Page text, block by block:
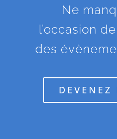
Ne
l’occasion
des
DEVENEZ